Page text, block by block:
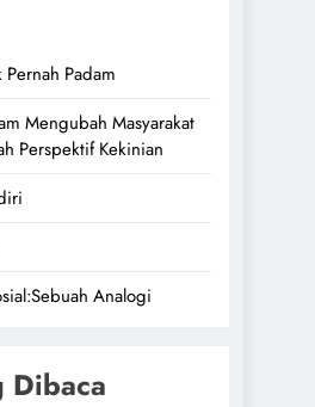
Padam
Mengubah Masyarakat
Perspektif Kekinian
Analogi
Dibaca